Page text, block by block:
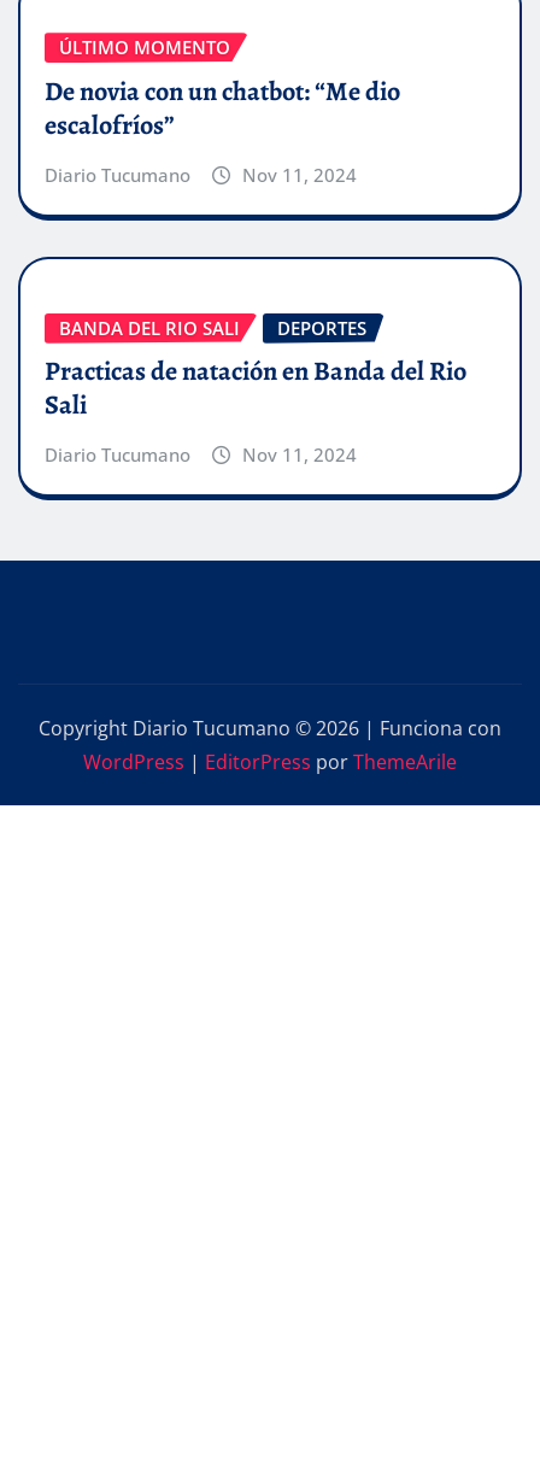
ÚLTIMO MOMENTO
De novia con un chatbot: “Me dio
escalofríos”
Diario Tucumano Nov 11, 2024
BANDA DEL RIO SALI DEPORTES
Practicas de natación en Banda del Rio
Sali
Diario Tucumano Nov 11, 2024
Copyright Diario Tucumano © 2026 | Funciona con
WordPress | EditorPress porThemeArile